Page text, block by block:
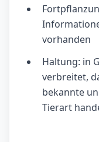
vorhanden
Haltung: in
verbreitet,
bekannte
Tierart